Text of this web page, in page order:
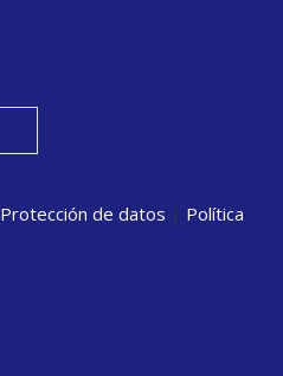
Protección de datos | Política